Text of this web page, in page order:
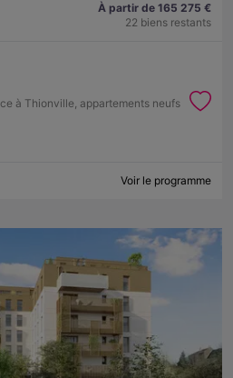
À partir de 165 275 €
22 biens restants
à Thionville, appartements neufs
Voir le programme